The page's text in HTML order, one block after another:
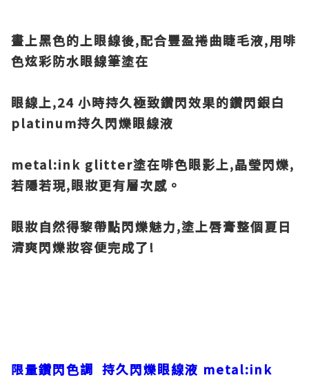
畫上黑色的上眼線後,配合豐盈捲曲睫毛液,用啡
色炫彩防水眼線筆塗在
眼線上,24 小時持久極致鑽閃效果的鑽閃銀白
platinum持久閃爍眼線液
metal:ink glitter塗在啡色眼影上,晶瑩閃爍,
若隱若現,眼妝更有層次感。
眼妝自然得黎帶點閃爍魅力,塗上唇膏整個夏日
清爽閃爍妝容便完成了!
限量鑽閃色調 持久閃爍眼線液 metal:ink